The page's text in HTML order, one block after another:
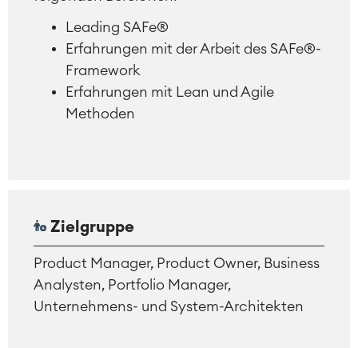
Leading SAFe®
Erfahrungen mit der Arbeit des SAFe®-
Framework
Erfahrungen mit Lean und Agile
Methoden
Zielgruppe
Product Manager, Product Owner, Business
Analysten, Portfolio Manager,
Unternehmens- und System-Architekten